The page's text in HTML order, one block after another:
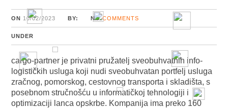
ON 10/02/2023 BY: NOCOMMENTS
UNDER
cargo-partner je privatni pružatelj sveobuhvatnih info-
logističkih usluga koji nudi sveobuhvatan portfelj usluga
zračnog, pomorskog, cestovnog transporta i skladišta, s
posebnom stručnošću u informatičkoj tehnologiji i
optimizaciji lanca opskrbe. Kompanija ima preko 160